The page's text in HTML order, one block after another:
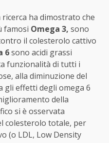
ha dimostrato che
famosi Omega 3, sono
il colesterolo cattivo
6sono acidi grassi
funzionalità di tutti i
alla diminuzione del
gli effetti degli omega 6
della
si è osservata
colesterolo totale, per
(o LDL, Low Density